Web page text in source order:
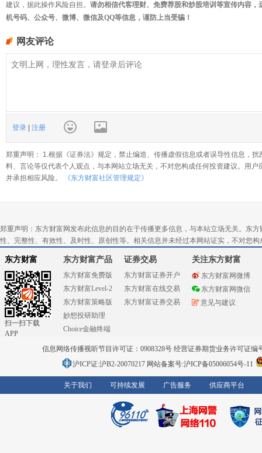
建议，据此操作风险自担。 请勿相信代客理财、免费荐股和炒股培训等宣传内容
机号码、公众号、微博、微信及QQ等信息，谨防上当受骗！
网友评论
登录 注册
郑重声明： 1.根据《证券法》规定，禁止编造、传播虚假信息或者误导性信息，
料、言论等仅代表个人观点，与本网站立场无关，不对您构成任何投资建议。用
并承担相应风险。
《东方财富社区管理规定》
郑重声明：东方财富网发布此信息的目的在于传播更多信息，与本站立场无关。东
性、完整性、有效性、及时性、原创性等。相关信息并未经过本网站证实，不对您
东方财富
扫一扫下载
APP
东方财富产品
东方财富免费版
东方财富Level-2
东方财富策略版
妙想投研助理
Choice金融终端
证券交易
东方财富证券开户
东方财富在线交易
东方财富证券交易
关注东方财富
东方财富网微博
东方财富网微信
意见与建议
信息网络传播视听节目许可证：0908328号 经营证券期货业务许可证编
沪ICP证:沪B2-20070217 网站备案号:沪ICP备05006054号-11
关于我们 可持续发展 广告服务 供应商平台